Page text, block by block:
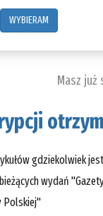
WYBIERAM
Masz
gdziekolwiek
wydań
Polskiej"